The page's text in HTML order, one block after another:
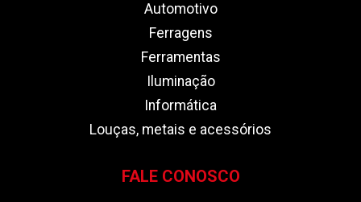
Automotivo
Ferragens
Ferramentas
Iluminação
Informática
Louças, metais e acessórios
FALE CONOSCO